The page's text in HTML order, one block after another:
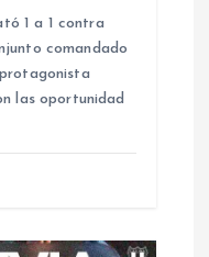
1 a 1 contra
comandado
las oportunidad